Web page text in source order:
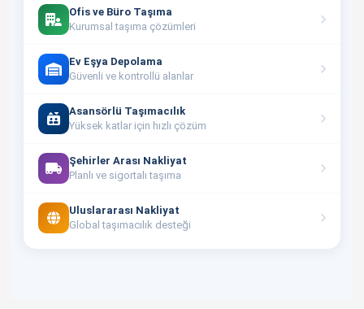
Ofis ve Büro Taşıma
Kurumsal taşıma çözümleri
Ev Eşya Depolama
Güvenli ve kontrollü alanlar
Asansörlü Taşımacılık
Yüksek katlar için hızlı çözüm
Şehirler Arası Nakliyat
Planlı ve sigortalı taşıma
Uluslararası Nakliyat
Global taşımacılık desteği